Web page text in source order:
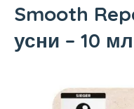
Smooth
усни – 10